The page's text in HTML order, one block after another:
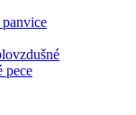
panvice
pece